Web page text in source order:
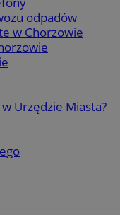
odpadów
w Chorzowie
w Urzędzie Miasta?